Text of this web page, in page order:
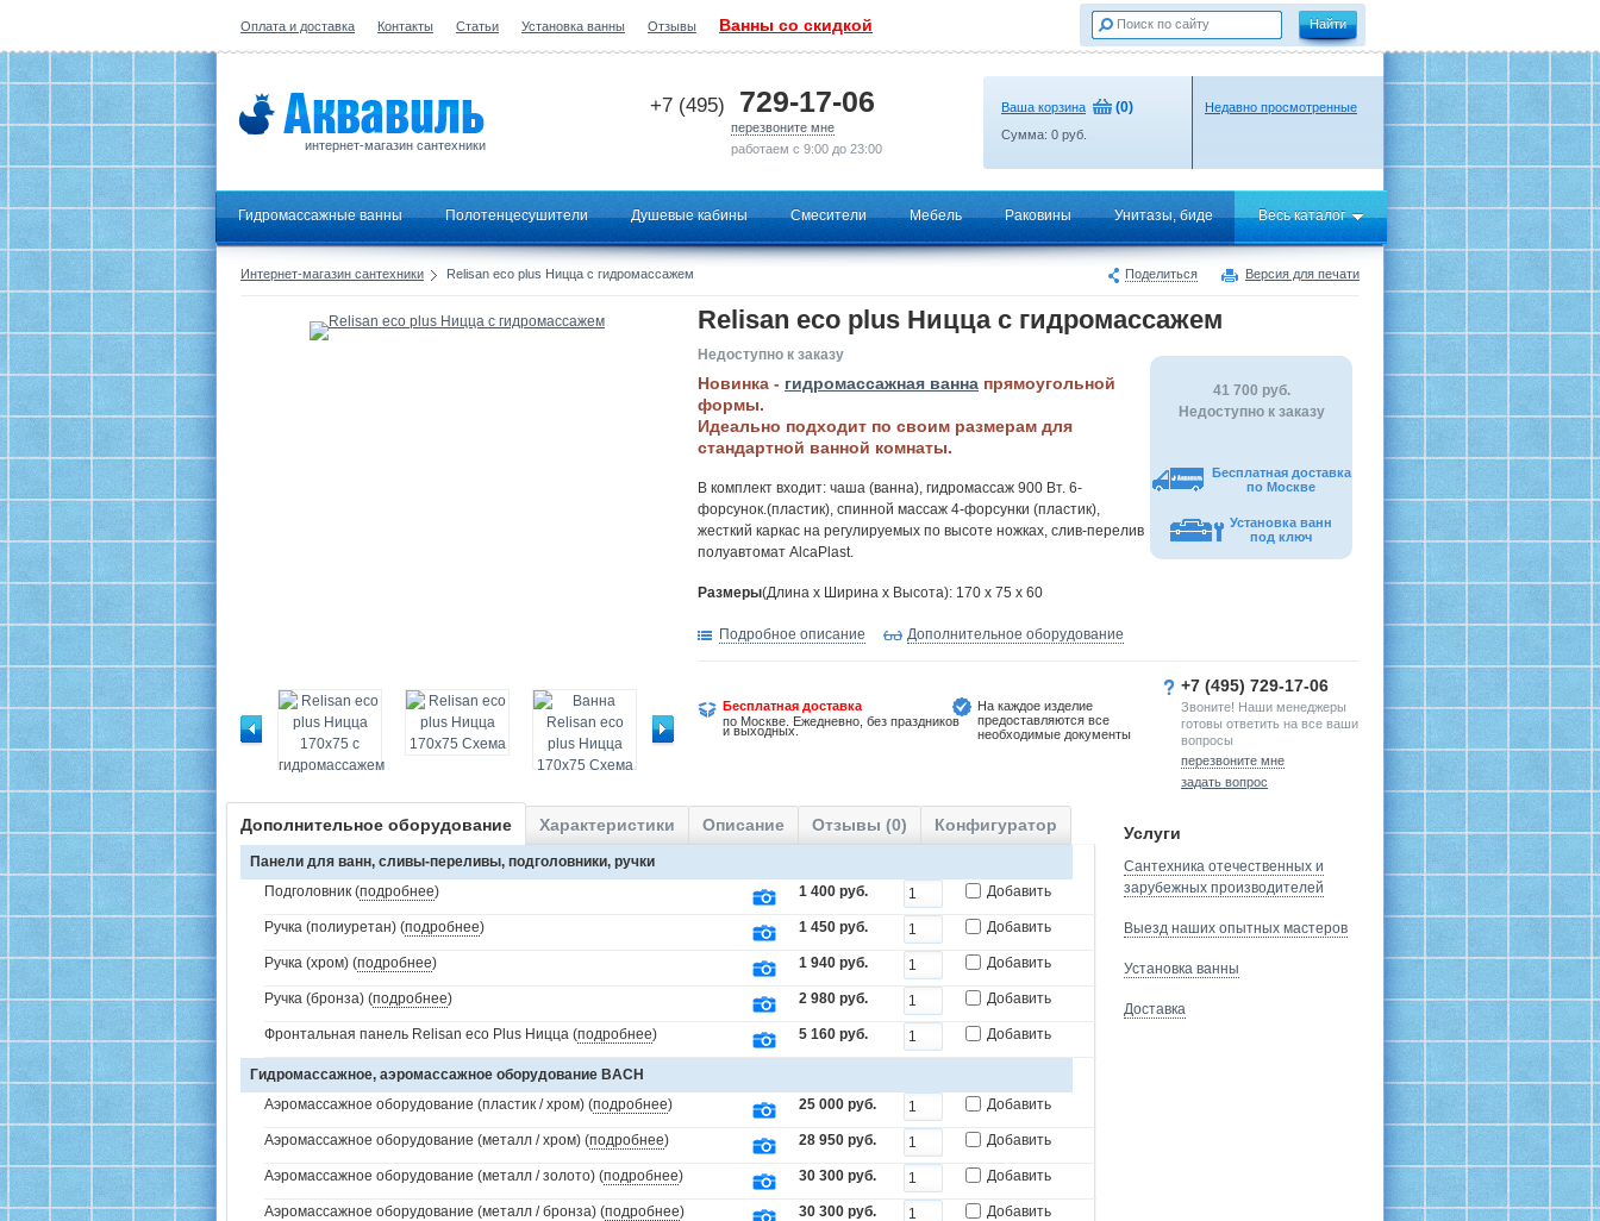
Оплата и доставка Контакты Статьи Установка ванны Отзывы Ванны со скидкой
интернет-магазин сантехники
+7 (495) 729-17-06
перезвоните мне
работаем с 9:00 до 23:00
Ваша корзина (0)
Сумма: 0 руб.
Недавно просмотренные
Гидромассажные ванны Полотенцесушители Душевые кабины Смесители Мебель Раковины Унитазы, биде Весь каталог
Поделиться Версия для печати
Интернет-магазин сантехники Relisan eco plus Ницца с гидромассажем
Relisan eco plus Ницца с гидромассажем
Недоступно к заказу
Новинка - гидромассажная ванна прямоугольной
формы.
Идеально подходит по своим размерам для
стандартной ванной комнаты.
В комплект входит: чаша (ванна), гидромассаж 900 Вт. 6-
форсунок.(пластик), спинной массаж 4-форсунки (пластик),
жесткий каркас на регулируемых по высоте ножках, слив-перелив
полуавтомат AlcaPlast.
Размеры(Длина х Ширина х Высота): 170 x 75 x 60
41 700 руб.
Недоступно к заказу
Бесплатная доставка
по Москве
Установка ванн
под ключ
Подробное описание Дополнительное оборудование
Бесплатная доставка
по Москве. Ежедневно, без праздников
и выходных.
На каждое изделие
предоставляются все
необходимые документы
+7 (495) 729-17-06
Звоните! Наши менеджеры
готовы ответить на все ваши
вопросы
перезвоните мне
задать вопрос
Дополнительное оборудование Характеристики Описание Отзывы (0) Конфигуратор
Панели для ванн, сливы-переливы, подголовники, ручки
Подголовник (подробнее) 1 400 руб. Добавить
Ручка (полиуретан) (подробнее) 1 450 руб. Добавить
Ручка (хром) (подробнее) 1 940 руб. Добавить
Ручка (бронза) (подробнее) 2 980 руб. Добавить
Фронтальная панель Relisan eco Plus Ницца (подробнее) 5 160 руб. Добавить
Гидромассажное, аэромассажное оборудование BACH
Аэромассажное оборудование (пластик / хром) (подробнее) 25 000 руб. Добавить
Аэромассажное оборудование (металл / хром) (подробнее) 28 950 руб. Добавить
Аэромассажное оборудование (металл / золото) (подробнее) 30 300 руб. Добавить
Аэромассажное оборудование (металл / бронза) (подробнее) 30 300 руб. Добавить
Услуги
Сантехника отечественных и
зарубежных производителей
Выезд наших опытных мастеров
Установка ванны
Доставка